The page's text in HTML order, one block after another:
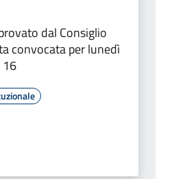
dal Consiglio
convocata per lunedì
16